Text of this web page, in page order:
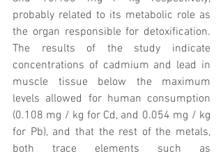
probably related to its metabolic role as
the organ responsible for detoxification.
The results of the study indicate
concentrations of cadmium and lead in
muscle tissue below the maximum
levels allowed for human consumption
(0.108 mg / kg for Cd, and 0.054 mg / kg
for Pb), and that the rest of the metals,
both trace elements such as